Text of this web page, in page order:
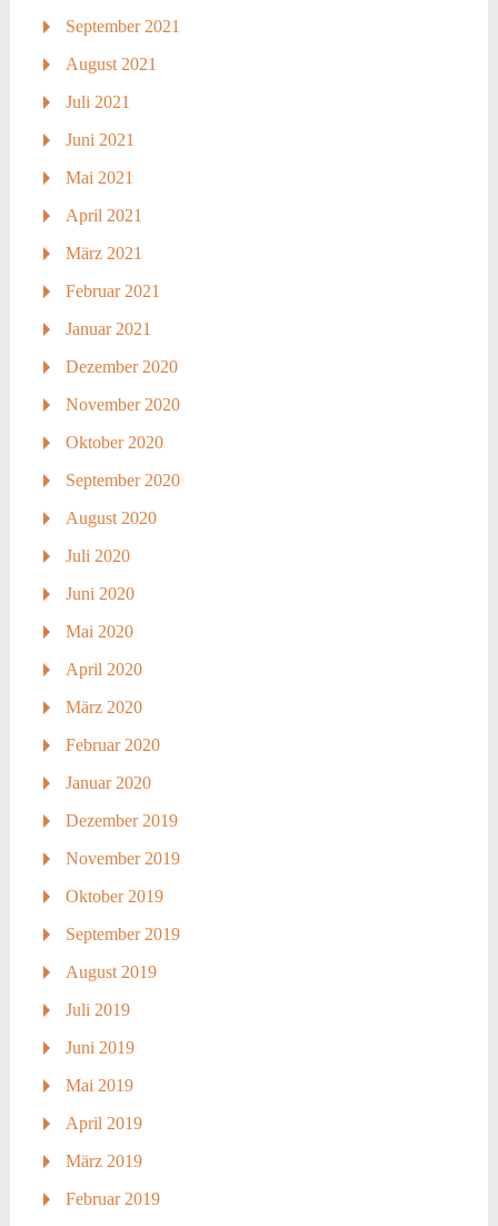
September 2021
August 2021
Juli 2021
Juni 2021
Mai 2021
April 2021
März 2021
Februar 2021
Januar 2021
Dezember 2020
November 2020
Oktober 2020
September 2020
August 2020
Juli 2020
Juni 2020
Mai 2020
April 2020
März 2020
Februar 2020
Januar 2020
Dezember 2019
November 2019
Oktober 2019
September 2019
August 2019
Juli 2019
Juni 2019
Mai 2019
April 2019
März 2019
Februar 2019